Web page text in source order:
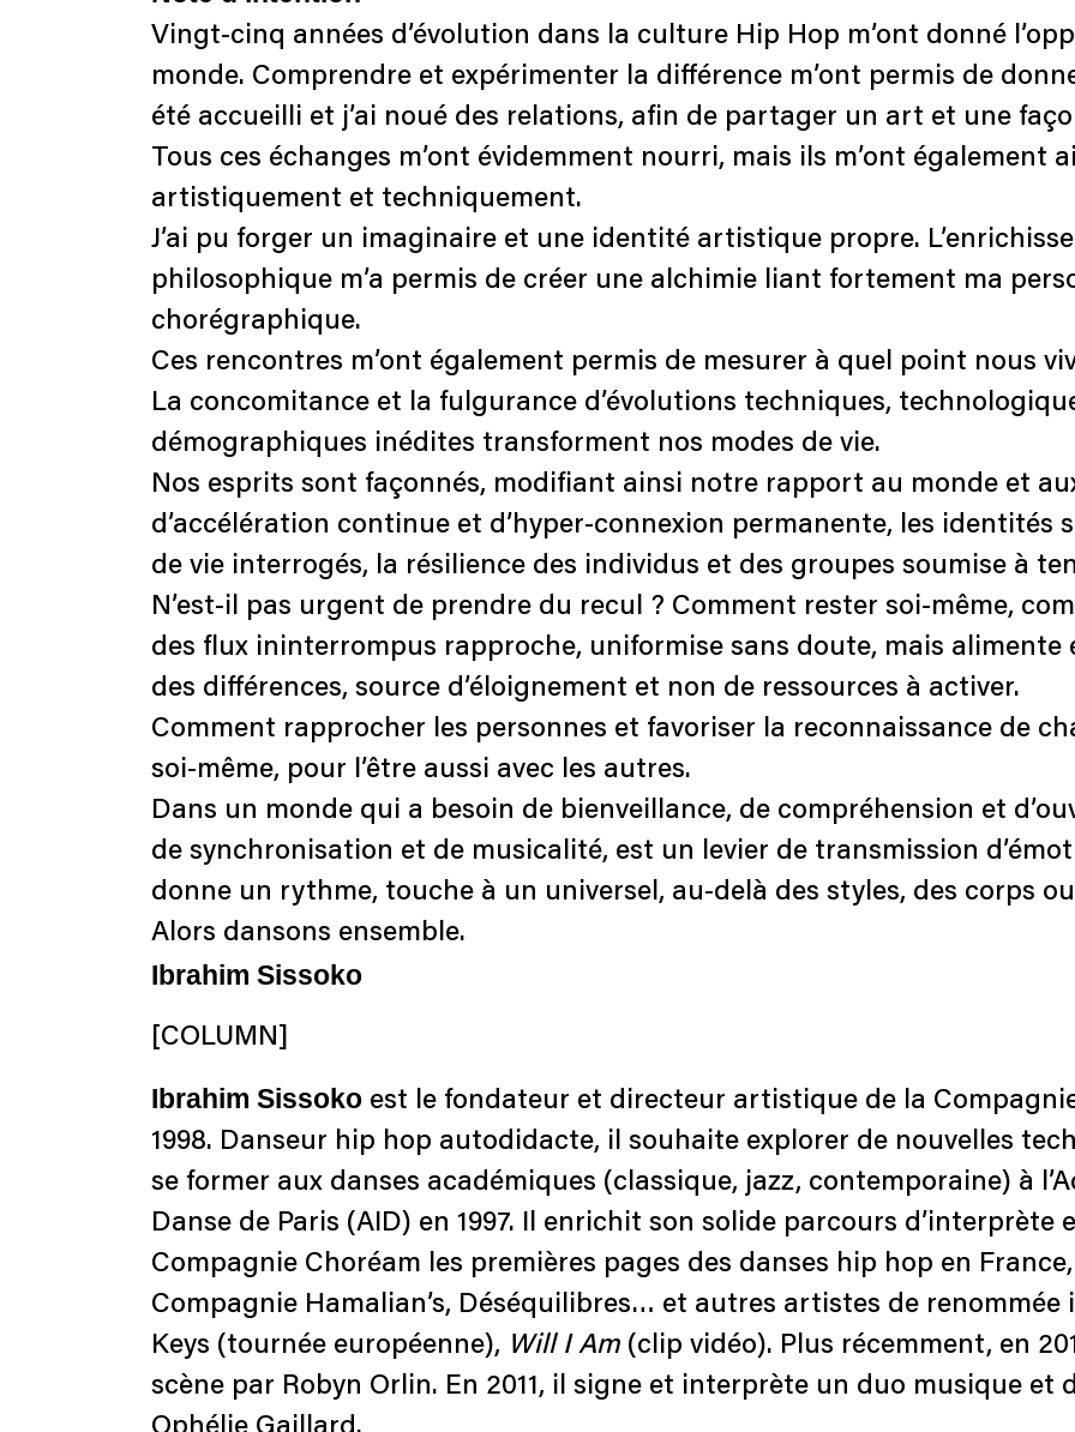
Vingt-cinq années d’évolution dans la culture Hip Hop m’ont donné
monde. Comprendre et expérimenter la différence m’ont permis de
été accueilli et j’ai noué des relations, afin de partager un art et une
Tous ces échanges m’ont évidemment nourri, mais ils m’ont également
artistiquement et techniquement.
J’ai pu forger un imaginaire et une identité artistique propre.
philosophique m’a permis de créer une alchimie liant fortement ma
chorégraphique.
Ces rencontres m’ont également permis de mesurer à quel point nous
La concomitance et la fulgurance d’évolutions techniques,
démographiques inédites transforment nos modes de vie.
Nos esprits sont façonnés, modifiant ainsi notre rapport au monde et
d’accélération continue et d’hyper-connexion permanente, les identités
de vie interrogés, la résilience des individus et des groupes soumise à
N’est-il pas urgent de prendre du recul ? Comment rester soi-même,
des flux ininterrompus rapproche, uniformise sans doute, mais alimente
des différences, source d’éloignement et non de ressources à activer.
Comment rapprocher les personnes et favoriser la reconnaissance de
soi-même, pour l’être aussi avec les autres.
Dans un monde qui a besoin de bienveillance, de compréhension et
de synchronisation et de musicalité, est un levier de transmission
donne un rythme, touche à un universel, au-delà des styles, des corps
Alors dansons ensemble.
Ibrahim Sissoko
[COLUMN]
Ibrahim Sissoko est le fondateur et directeur artistique de la
1998. Danseur hip hop autodidacte, il souhaite explorer de nouvelles
se former aux danses académiques (classique, jazz, contemporaine) à
Danse de Paris (AID) en 1997. Il enrichit son solide parcours d’interprète
Compagnie Choréam les premières pages des danses hip hop en
Compagnie Hamalian’s, Déséquilibres… et autres artistes de
Keys (tournée européenne), Will I Am (clip vidéo). Plus récemment, en
scène par Robyn Orlin. En 2011, il signe et interprète un duo musique et